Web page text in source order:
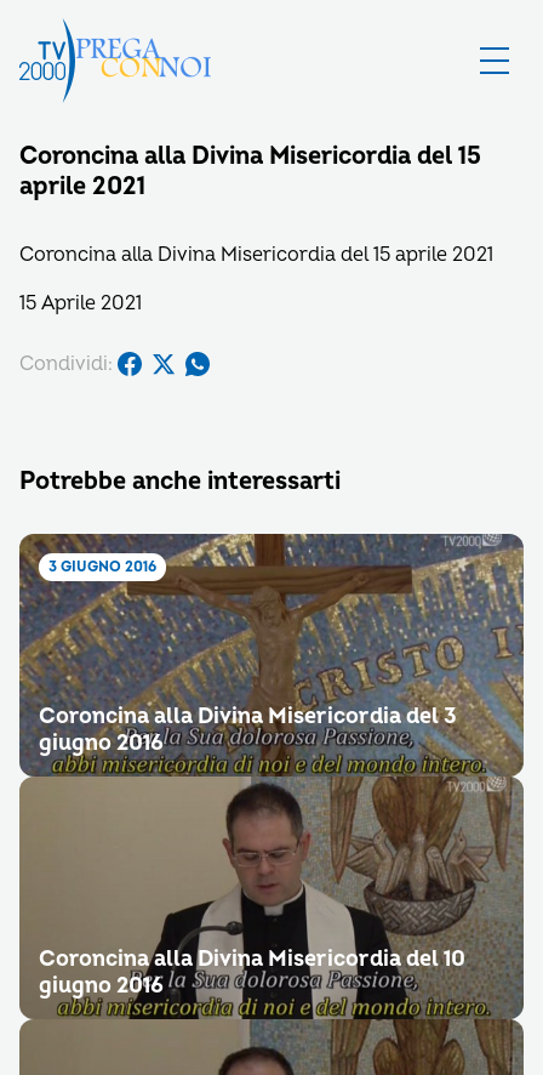
Coroncina alla Divina Misericordia del 15
aprile 2021
Coroncina alla Divina Misericordia del 15 aprile 2021
15 Aprile 2021
Condividi:
Potrebbe anche interessarti
3 GIUGNO 2016
Coroncina alla Divina Misericordia del 3
giugno 2016
Coroncina alla Divina Misericordia del 10
giugno 2016